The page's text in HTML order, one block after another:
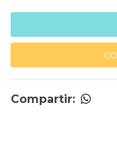
Compartir: